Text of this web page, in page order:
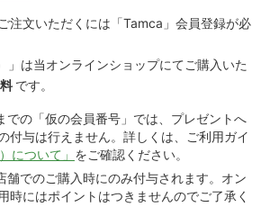
注⽂いただくには「Tamca」会員登録が必
」は当オンラインショップにてご購⼊いた
です。
での「仮の会員番号」では、プレゼントへ
付与は⾏えません。詳しくは、ご利⽤ガイ
について」 をご確認ください。
でのご購⼊時にのみ付与されます。オン
時にはポイントはつきませんのでご了承く